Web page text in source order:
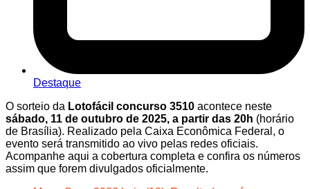
Destaque
O sorteio da Lotofácil concurso 3510 acontece neste
sábado, 11 de outubro de 2025, a partir das 20h (horário
de Brasília). Realizado pela Caixa Econômica Federal, o
evento será transmitido ao vivo pelas redes oficiais.
Acompanhe aqui a cobertura completa e confira os números
assim que forem divulgados oficialmente.